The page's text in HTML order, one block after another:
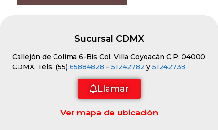
Sucursal CDMX
Callejón de Colima 6-Bis Col. Villa Coyoacán C.P. 04000
CDMX. Tels. (55) 65884828 – 51242782 y 51242738
Llamar
Ver mapa de ubicación